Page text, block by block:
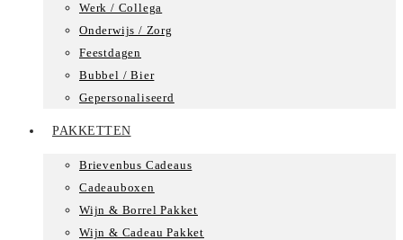
Werk / Collega
Onderwijs / Zorg
Feestdagen
Bubbel / Bier
Gepersonaliseerd
PAKKETTEN
Brievenbus Cadeaus
Cadeauboxen
Wijn & Borrel Pakket
Wijn & Cadeau Pakket